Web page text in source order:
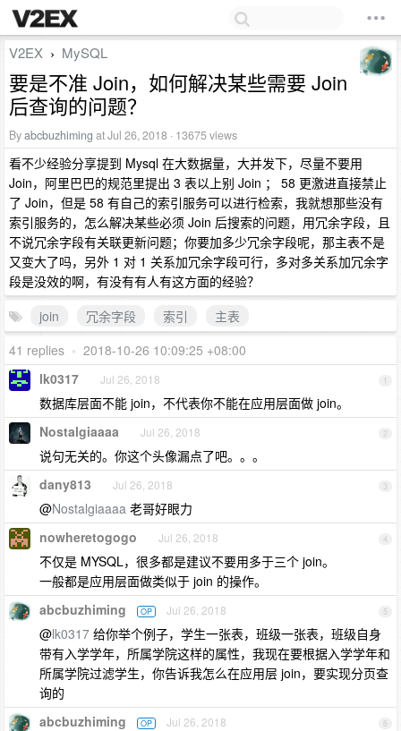
V2EX › MySQL
要是不准 Join，如何解决某些需要 Join
后查询的问题？
Byabcbuzhiming at Jul 26, 2018 · 13675 views
看不少经验分享提到 Mysql 在大数据量，大并发下，尽量不要用
Join，阿里巴巴的规范里提出 3 表以上别 Join ； 58 更激进直接禁止
了 Join，但是 58 有自己的索引服务可以进行检索，我就想那些没有
索引服务的，怎么解决某些必须 Join 后搜索的问题，用冗余字段，且
不说冗余字段有关联更新问题；你要加多少冗余字段呢，那主表不是
又变大了吗，另外 1 对 1 关系加冗余字段可行，多对多关系加冗余字
段是没效的啊，有没有有人有这方面的经验？
join
冗余字段 索引
主表
41 replies • 2018-10-26 10:09:25 +08:00
1
lk0317 Jul 26, 2018
数据库层面不能 join，不代表你不能在应用层面做 join。
2
Nostalgiaaaa Jul 26, 2018
说句无关的。你这个头像漏点了吧。。。
3
dany813 Jul 26, 2018
@Nostalgiaaaa 老哥好眼力
4
nowheretogogo Jul 26, 2018
不仅是 MYSQL，很多都是建议不要用多于三个 join。
一般都是应用层面做类似于 join 的操作。
5
abcbuzhiming OP Jul 26, 2018
@lk0317 给你举个例子，学生一张表，班级一张表，班级自身
带有入学学年，所属学院这样的属性，我现在要根据入学学年和
所属学院过滤学生，你告诉我怎么在应用层 join，要实现分页查
询的
6
abcbuzhiming OP Jul 26, 2018